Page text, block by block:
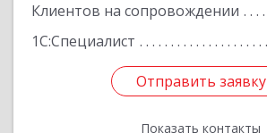
Клиентов на сопровождении
1С:Специалист
Отправить заявку
Показать контакты
Отправить заявку
Назад